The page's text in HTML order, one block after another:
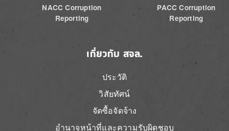
NACC Corruption
Reporting
PACC Corruption
Reporting
เกี่ยวกับ สจล.
ประวัติ
วิสัยทัศน์
จัดซื้อจัดจ้าง
อำนาจหน้าที่และความรับผิดชอบ